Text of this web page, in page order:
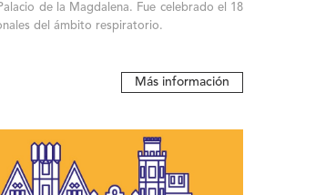
de la Magdalena. Fue celebrado el 18
del ámbito respiratorio.
Más información